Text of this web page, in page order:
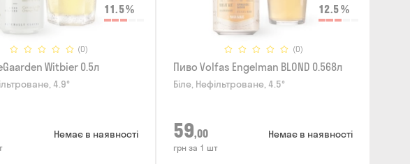
11.5%
(0)
Witbier 0.5л
4.9°
Немає в наявності
12.5%
(0)
Пиво Volfas Engelman BLOND 0.568л
Біле, Нефільтроване, 4.5°
59,00
грн за 1 шт
Немає в наявності